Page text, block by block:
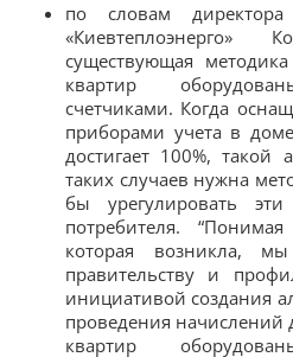
по словам
«Киевтеплоэнерго»
существующая
квартир
счетчиками. Когда
приборами учета в
достигает 100%, такой
таких случаев нужна
бы урегулировать
потребителя.
которая возникла,
правительству и
инициативой создания
проведения начислений
квартир